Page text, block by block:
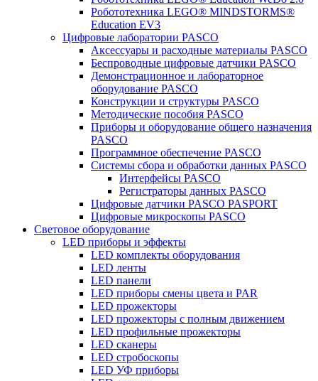
Робототехника LEGO® MINDSTORMS®
Education EV3
Цифровые лаборатории PASCO
Аксессуары и расходные материалы PASCO
Беспроводные цифровые датчики PASCO
Демонстрационное и лабораторное
оборудование PASCO
Конструкции и структуры PASCO
Методические пособия PASCO
Приборы и оборудование общего назначения
PASCO
Программное обеспечение PASCO
Системы сбора и обработки данных PASCO
Интерфейсы PASCO
Регистраторы данных PASCO
Цифровые датчики PASCO PASPORT
Цифровые микроскопы PASCO
Световое оборудование
LED приборы и эффекты
LED комплекты оборудования
LED ленты
LED панели
LED приборы смены цвета и PAR
LED прожекторы
LED прожекторы с полным движением
LED профильные прожекторы
LED сканеры
LED стробоскопы
LED УФ приборы